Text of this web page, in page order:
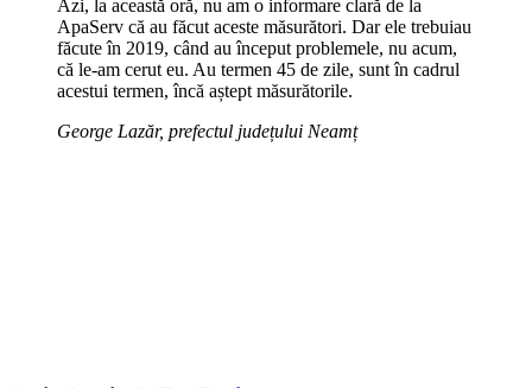
Azi, la această oră, nu am o informare clară de la
ApaServ că au făcut aceste măsurători. Dar ele trebuiau
făcute în 2019, când au început problemele, nu acum,
că le-am cerut eu. Au termen 45 de zile, sunt în cadrul
acestui termen, încă aștept măsurătorile.
George Lazăr, prefectul județului Neamț